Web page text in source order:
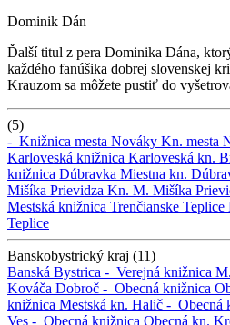
Dominik Dán
Ďalší titul z pera Dominika Dána,
každého fanúšika dobrej slovenskej
Krauzom sa môžete pustiť do
(5)
- Knižnica mesta Nováky Kn. mesta
Karloveská knižnica Karloveská kn.
knižnica Dúbravka Miestna kn.
Mišíka Prievidza Kn. M. Mišíka
Mestská knižnica Trenčianske Teplice
Teplice
Banskobystrický kraj (11)
Banská Bystrica - Verejná knižnica
Kováča Dobroč - Obecná knižnica
knižnica Mestská kn. Halič - Obecná
Ves - Obecná knižnica Obecná kn.